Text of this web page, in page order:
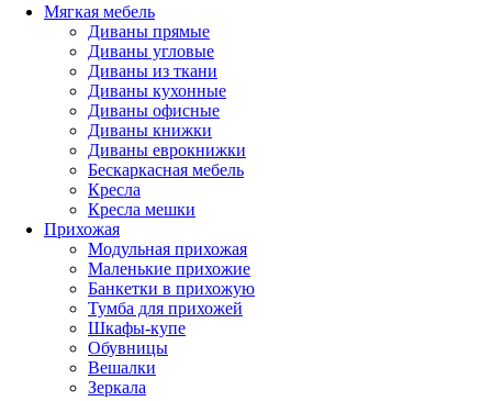
Мягкая мебель
Диваны прямые
Диваны угловые
Диваны из ткани
Диваны кухонные
Диваны офисные
Диваны книжки
Диваны еврокнижки
Бескаркасная мебель
Кресла
Кресла мешки
Прихожая
Модульная прихожая
Маленькие прихожие
Банкетки в прихожую
Тумба для прихожей
Шкафы-купе
Обувницы
Вешалки
Зеркала